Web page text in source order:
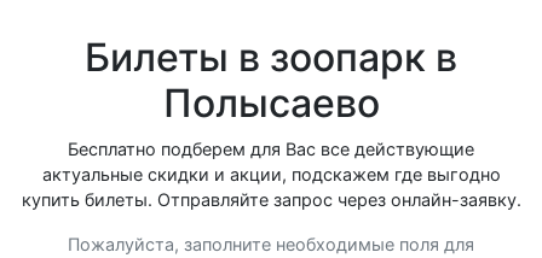
Билеты в зоопарк в
Полысаево
Бесплатно подберем для Вас все действующие
актуальные скидки и акции, подскажем где выгодно
купить билеты. Отправляйте запрос через онлайн-заявку.
Пожалуйста, заполните необходимые поля для